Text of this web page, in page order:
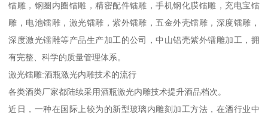
镭雕，钢圈内圈镭雕，精密配件镭雕，手机钢化膜镭雕，充电宝镭
雕，电池镭雕，激光镭雕，紫外镭雕，五金外壳镭雕，深度镭雕，
深度激光镭雕等产品生产加工的公司，中山铝壳紫外镭雕加工，拥
有完整、科学的质量管理体系。
激光镭雕:酒瓶激光内雕技术的流行
各类酒类厂家都陆续采用酒瓶激光内雕技术提升酒品档次。
近日，一种在国际上较为的新型玻璃内雕刻加工方法，在酒行业中